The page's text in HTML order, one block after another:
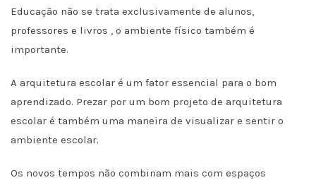
Educação não se trata exclusivamente de alunos,
professores e livros , o ambiente físico também é
importante.
A arquitetura escolar é um fator essencial para o bom
aprendizado. Prezar por um bom projeto de arquitetura
escolar é também uma maneira de visualizar e sentir o
ambiente escolar.
Os novos tempos não combinam mais com espaços